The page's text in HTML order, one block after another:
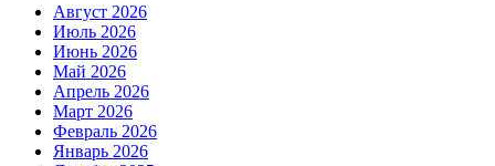
Август 2026
Июль 2026
Июнь 2026
Май 2026
Апрель 2026
Март 2026
Февраль 2026
Январь 2026